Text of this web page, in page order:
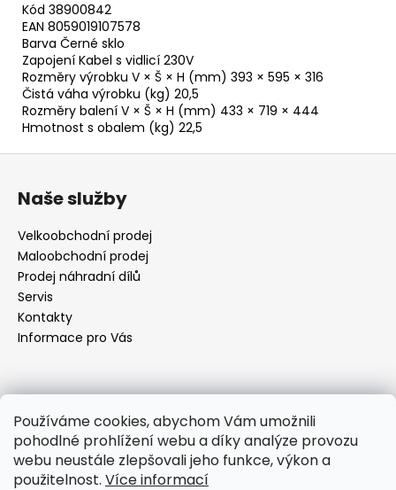
Používáme cookies, abychom Vám umožnili
pohodlné prohlížení webu a díky analýze provozu
webu neustále zlepšovali jeho funkce, výkon a
použitelnost. Více informací
Kód 38900842
EAN 8059019107578
Barva Černé sklo
Zapojení Kabel s vidlicí 230V
Rozměry výrobku V × Š × H (mm) 393 × 595 × 316
Čistá váha výrobku (kg) 20,5
Rozměry balení V × Š × H (mm) 433 × 719 × 444
Hmotnost s obalem (kg) 22,5
Naše služby
Velkoobchodní prodej
Maloobchodní prodej
Prodej náhradní dílů
Servis
Kontakty
Informace pro Vás
objednavky@elektrorezny.cz
602 155 983
https://www.facebook.com/jirireznyelektroservis